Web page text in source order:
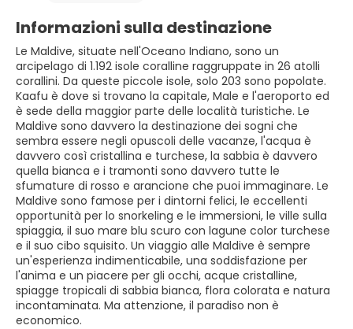
Informazioni sulla destinazione
Le Maldive, situate nell'Oceano Indiano, sono un
arcipelago di 1.192 isole coralline raggruppate in 26 atolli
corallini. Da queste piccole isole, solo 203 sono popolate.
Kaafu è dove si trovano la capitale, Male e l'aeroporto ed
è sede della maggior parte delle località turistiche. Le
Maldive sono davvero la destinazione dei sogni che
sembra essere negli opuscoli delle vacanze, l'acqua è
davvero così cristallina e turchese, la sabbia è davvero
quella bianca e i tramonti sono davvero tutte le
sfumature di rosso e arancione che puoi immaginare. Le
Maldive sono famose per i dintorni felici, le eccellenti
opportunità per lo snorkeling e le immersioni, le ville sulla
spiaggia, il suo mare blu scuro con lagune color turchese
e il suo cibo squisito. Un viaggio alle Maldive è sempre
un'esperienza indimenticabile, una soddisfazione per
l'anima e un piacere per gli occhi, acque cristalline,
spiagge tropicali di sabbia bianca, flora colorata e natura
incontaminata. Ma attenzione, il paradiso non è
economico.